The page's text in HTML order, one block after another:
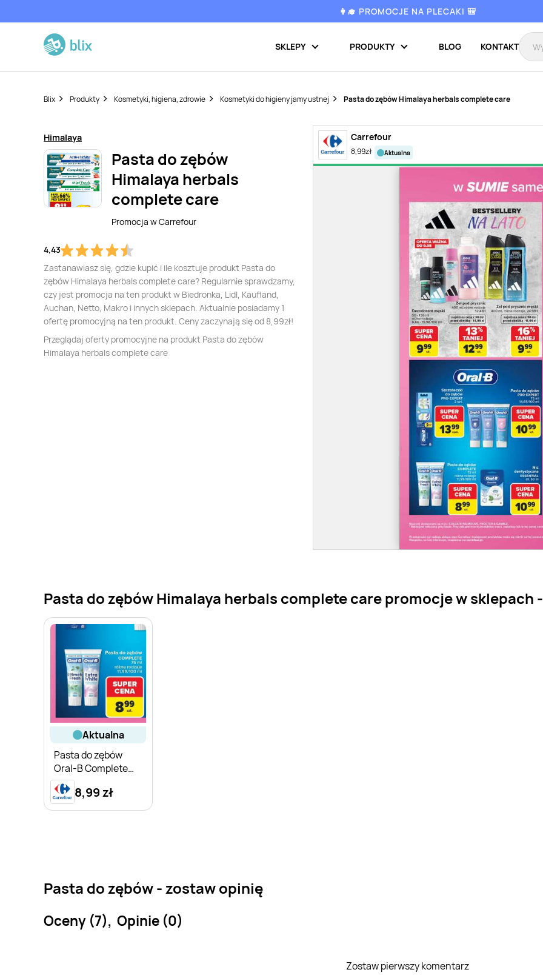
👩‍🎓 PROMOCJE NA PLECAKI 🎒
SKLEPY PRODUKTY BLOG KONTAKT
Blix Produkty Kosmetyki, higiena, zdrowie Kosmetyki do higieny jamy ustnej Pasta do zębów Himalaya herbals complete care
Himalaya
Pasta do zębów
Himalaya herbals
complete care
Promocja wCarrefour
4,43
Zastanawiasz się, gdzie kupić i ile kosztuje produkt Pasta do
zębów Himalaya herbals complete care? Regularnie sprawdzamy,
czy jest promocja na ten produkt w Biedronka, Lidl, Kaufland,
Auchan, Netto, Makro i innych sklepach. Aktualnie posiadamy 1
ofertę promocyjną na ten produkt. Ceny zaczynają się od 8,99zł!
Przeglądaj oferty promocyjne na produkt Pasta do zębów
Himalaya herbals complete care
Carrefour
8,99zł aktualna
Pasta do zębów Himalaya herbals complete care promocje w sklepach
aktualna
Pasta do zębów
Oral-B Complete
Ultimate Fresh
8,99 zł
Pasta do zębów - zostaw opinię
Oceny (7), Opinie (0)
Zostaw pierwszy komentarz